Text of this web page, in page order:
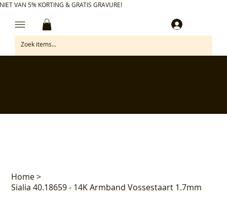
VAN 5% KORTING & GRATIS GRAVURE!
Home>
Sialia 40.18659 - 14K Armband Vossestaart 1.7mm